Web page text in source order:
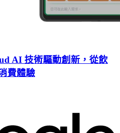
AI 技術驅動創新，從飲
費體驗